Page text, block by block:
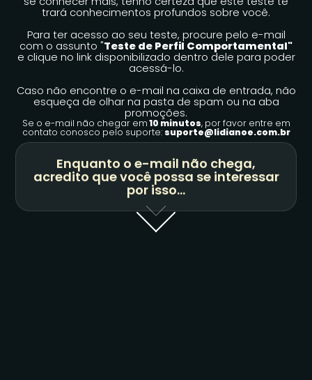
trará conhecimentos profundos sobre você.
Para ter acesso ao seu teste, procure pelo e-mail
com o assunto "Teste de Perfil Comportamental"
e clique no link disponibilizado dentro dele para poder
acessá-lo.
Caso não encontre o e-mail na caixa de entrada, não
esqueça de olhar na pasta de spam ou na aba
promoções.
Se o e-mail não chegar em10 minutos, por favor entre em
contato conosco pelo suporte:suporte@lidianoe.com.br
Enquanto o e-mail não chega,
acredito que você possa se interessar
por isso...